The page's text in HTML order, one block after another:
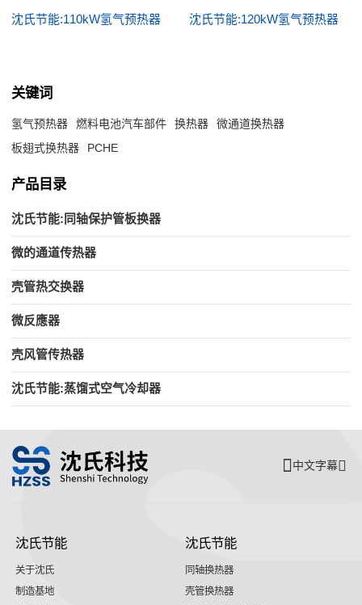
沈氏节能:110kW氢气预热器 沈氏节能:120kW氢气预热器
关键词
氢气预热器 燃料电池汽车部件 换热器
微通道换热器
板翅式换热器
PCHE
产品目录
沈氏节能:同轴保护管板换器
微的通道传热器
壳管热交换器
微反應器
壳风管传热器
沈氏节能:蒸馏式空气冷却器
中文字幕
沈氏节能
关于沈氏
制造基地
沈氏节能
同轴换热器
壳管换热器